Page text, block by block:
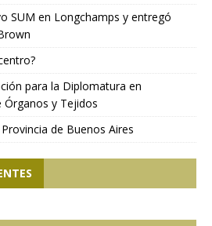
SUM en Longchamps y entregó
para la Diplomatura en
Órganos y Tejidos
de Buenos Aires